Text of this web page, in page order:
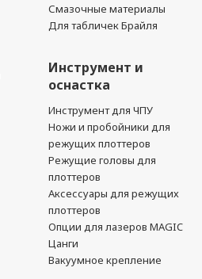
Смазочные материалы
Для табличек Брайля
Инструмент и
оснастка
Инструмент для ЧПУ
Ножи и пробойники для
режущих плоттеров
Режущие головы для
плоттеров
Аксессуары для режущих
плоттеров
Опции для лазеров MAGIC
Цанги
Вакуумное крепление